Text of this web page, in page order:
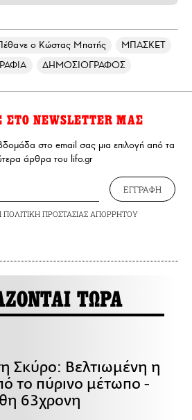
ο Κώστας Μπατής
ΜΠΑΣΚΕΤ
ΔΗΜΟΣΙΟΓΡΑΦΟΣ
ΣΤΟ NEWSLETTER ΜΑΣ
στο email σας μια επιλογή από τα
άρθρα του lifo.gr
ΕΓΓΡΑΦΗ
ΠΟΛΙΤΙΚΗ ΠΡΟΣΤΑΣΙΑΣ ΑΠΟΡΡΗΤΟΥ
ΤΩΡΑ
Σκύρο: Βελτιωμένη η
το πύρινο μέτωπο -
63χρονη